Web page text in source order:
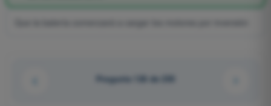
Pregunta 126 de 255